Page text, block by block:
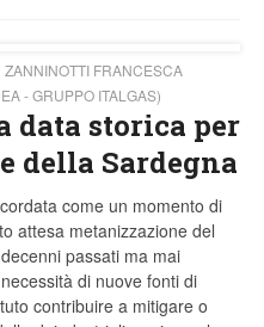
ZANNINOTTI FRANCESCA
- GRUPPO ITALGAS)
data storica per
della Sardegna
come un momento di
attesa metanizzazione del
passati ma mai
di nuove fonti di
contribuire a mitigare o